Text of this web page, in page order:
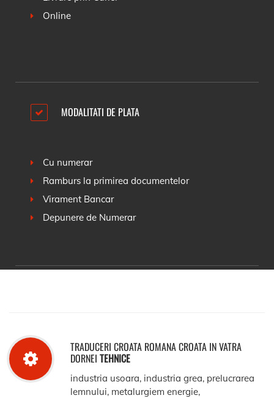
Online
MODALITATI DE PLATA
Cu numerar
Ramburs la primirea documentelor
Virament Bancar
Depunere de Numerar
TRADUCERI CROATA ROMANA CROATA IN VATRA
DORNEI TEHNICE
industria usoara, industria grea, prelucrarea
lemnului, metalurgiem energie,